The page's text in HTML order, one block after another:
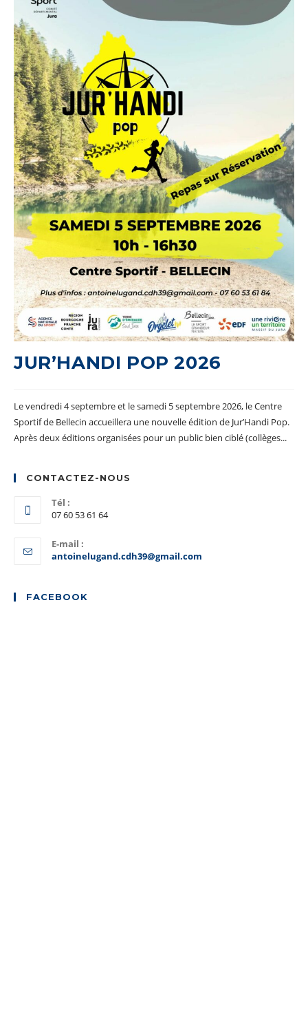
JUR’HANDI POP 2026
Le vendredi 4 septembre et le samedi 5 septembre 2026, le Centre
Sportif de Bellecin accueillera une nouvelle édition de Jur’Handi Pop.
Après deux éditions organisées pour un public bien ciblé (collèges...
CONTACTEZ-NOUS
Tél :
07 60 53 61 64
E-mail :
antoinelugand.cdh39@gmail.com
FACEBOOK